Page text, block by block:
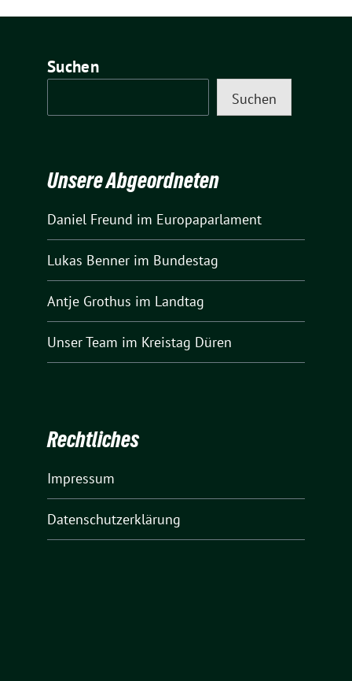
Suchen
Suchen
Unsere Abgeordneten
Daniel Freund im Europaparlament
Lukas Benner im Bundestag
Antje Grothus im Landtag
Unser Team im Kreistag Düren
Rechtliches
Impressum
Datenschutzerklärung